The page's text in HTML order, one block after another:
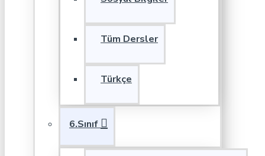
Tüm Dersler
Türkçe
6.Sınıf